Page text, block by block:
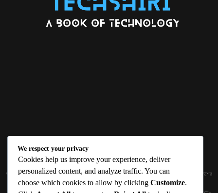
ABOUT US
জ্ঞান বিজ্ঞানের উৎকর্ষ আমাদের প্রভাবিত করে। আলোকিত করে। সেই আলো কে ধারণ কর দেশ ও বিদেশের
তথ্যপ্রযুক্তির অতিসাম্প্রতিক খবরাখবর পাঠকের হাতের মুঠোয় দিতে চায় টেকসিঁড়ি ডট কম।
We respect your privacy
Cookies help us improve your experience, deliver
personalized content, and analyze traffic. You can
choose which cookies to allow by clicking Customize.